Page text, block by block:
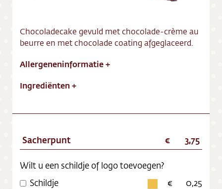
Chocoladecake gevuld met chocolade-crème au
beurre en met chocolade coating afgeglaceerd.
Allergeneninformatie+
Ingrediënten +
Sacherpunt 3,75
Wilt u een schildje of logo toevoegen?
Schildje
0,25